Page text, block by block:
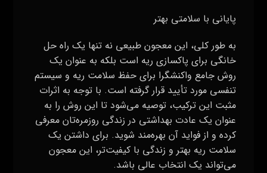
پایانی با سلامتی بهتر
به طور کلی، این معجون طبیعی نه تنها یک راه حل
خانگی برای پاکسازی ریه است بلکه به عنوان یک
روش جامع واکنشگرا برای حفظ سلامت ریه و سیستم
تنفسی مورد تأیید قرار گرفته است. با توجه به اثرات
مثبت این ترکیب، توصیه می‌شود تا این روش را به
عنوان یک عادت بهداشتی در زندگی روزمره‌تان معرفی
کرده و از فواید آن بهره‌مند شوید. برای داشتن یک
سلامت ریه بهتر و زندگی با کیفیت‌تر، این معجون
می‌تواند یک انتخاب عالی باشد.